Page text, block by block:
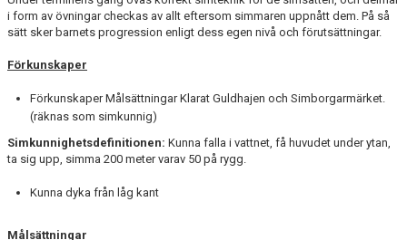
i form av övningar checkas av allt eftersom simmaren uppnått dem. På så
sätt sker barnets progression enligt dess egen nivå och förutsättningar.
Förkunskaper
Förkunskaper Målsättningar Klarat Guldhajen och Simborgarmärket.
(räknas som simkunnig)
Simkunnighetsdefinitionen: Kunna falla i vattnet, få huvudet under ytan,
ta sig upp, simma 200 meter varav 50 på rygg.
Kunna dyka från låg kant
Målsättningar